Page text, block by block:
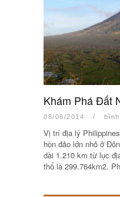
Khám Phá Đất
08/08/2014 /
Vị trí địa lý
hòn đảo lớn nhỏ ở
dài 1.210 km từ lục
thổ là 299.764km2.